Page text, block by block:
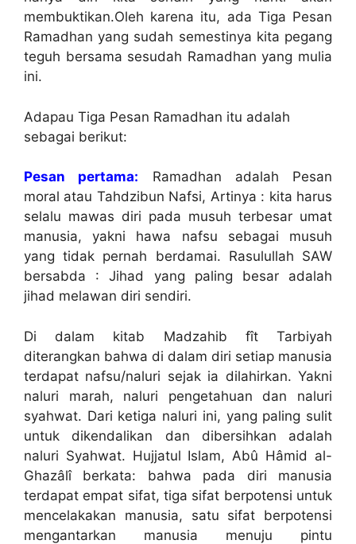
membuktikan.Oleh karena itu, ada Tiga Pesan
Ramadhan yang sudah semestinya kita pegang
teguh bersama sesudah Ramadhan yang mulia
ini.
Adapau Tiga Pesan Ramadhan itu adalah
sebagai berikut:
Pesan pertama: Ramadhan adalah Pesan
moral atau Tahdzibun Nafsi, Artinya : kita harus
selalu mawas diri pada musuh terbesar umat
manusia, yakni hawa nafsu sebagai musuh
yang tidak pernah berdamai. Rasulullah SAW
bersabda : Jihad yang paling besar adalah
jihad melawan diri sendiri.
Di dalam kitab Madzahib fît Tarbiyah
diterangkan bahwa di dalam diri setiap manusia
terdapat nafsu/naluri sejak ia dilahirkan. Yakni
naluri marah, naluri pengetahuan dan naluri
syahwat. Dari ketiga naluri ini, yang paling sulit
untuk dikendalikan dan dibersihkan adalah
naluri Syahwat. Hujjatul Islam, Abû Hâmid al-
Ghazâlî berkata: bahwa pada diri manusia
terdapat empat sifat, tiga sifat berpotensi untuk
mencelakakan manusia, satu sifat berpotensi
mengantarkan manusia menuju pintu